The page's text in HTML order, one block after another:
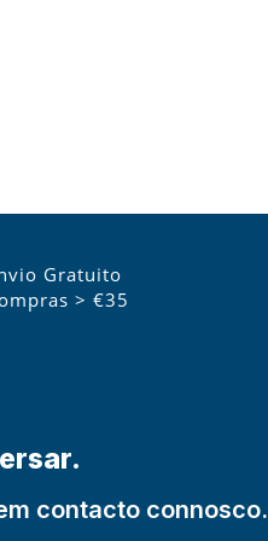
Gratuito
> €35
contacto connosco.